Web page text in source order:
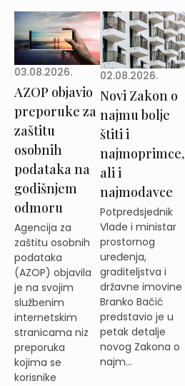
03.08.2026.
AZOP objavio
preporuke za
zaštitu
osobnih
podataka na
godišnjem
odmoru
Agencija za
zaštitu osobnih
podataka
(AZOP) objavila
je na svojim
službenim
internetskim
stranicama niz
preporuka
kojima se
korisnike
02.08.2026.
Novi Zakon o
najmu bolje
štiti i
najmoprimce,
ali i
najmodavce
Potpredsjednik
Vlade i ministar
prostornog
uređenja,
graditeljstva i
državne imovine
Branko Bačić
predstavio je u
petak detalje
novog Zakona o
najm...